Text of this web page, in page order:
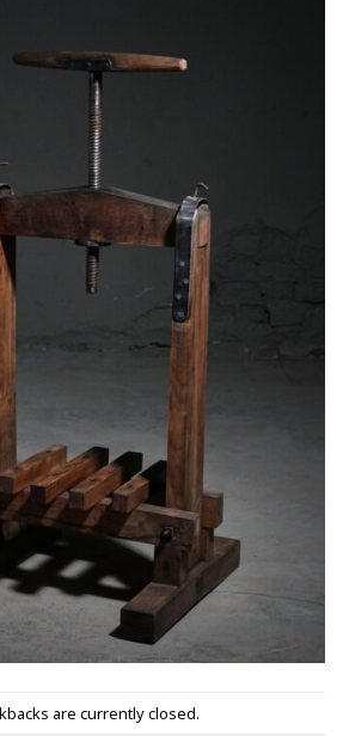
are currently closed.